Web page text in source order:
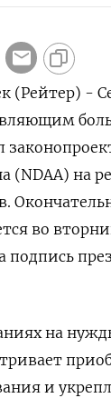
(Рейтер) -
(NDAA) на
во
подпись
на
и